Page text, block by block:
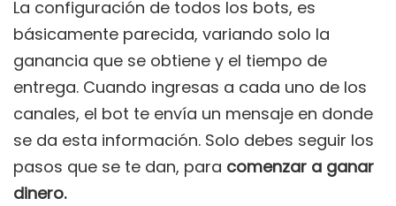
La configuración de todos los bots, es
básicamente parecida, variando solo la
ganancia que se obtiene y el tiempo de
entrega. Cuando ingresas a cada uno de los
canales, el bot te envía un mensaje en donde
se da esta información. Solo debes seguir los
pasos que se te dan, para comenzar a ganar
dinero.